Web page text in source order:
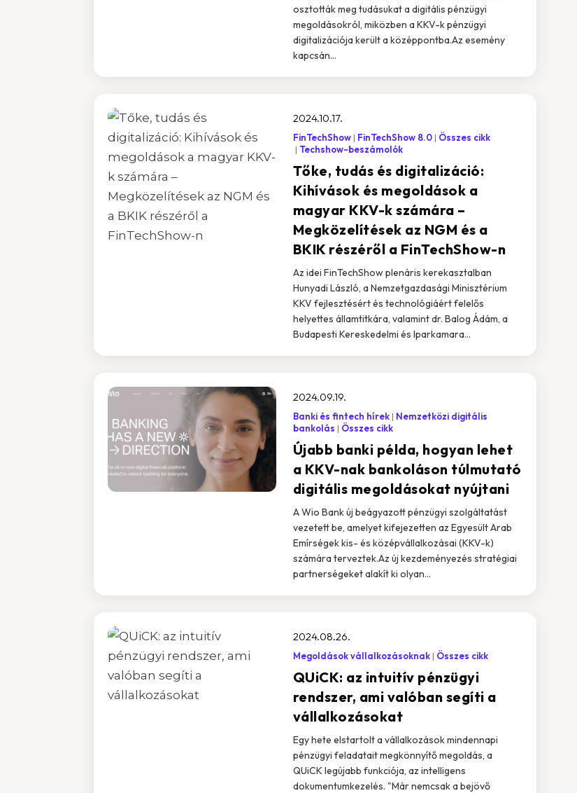
osztották meg tudásukat a digitális pénzügyi
megoldásokról, miközben a KKV-k pénzügyi
digitalizációja került a középpontba.Az esemény
kapcsán...
Tőke, tudás és digitalizáció:
Kihívások és megoldások a
magyar KKV-k számára –
Megközelítések az NGM és a
BKIK részéről a FinTechShow-n
2024.10.17.
FinTechShow FinTechShow 8.0
Összes cikk
Techshow-beszámolók
Az idei FinTechShow plenáris kerekasztalban
Hunyadi László, a Nemzetgazdasági Minisztérium
KKV fejlesztésért és technológiáért felelős
helyettes államtitkára, valamint dr. Balog Ádám, a
Budapesti Kereskedelmi és Iparkamara...
Újabb banki példa, hogyan lehet
a KKV-nak bankoláson túlmutató
digitális megoldásokat nyújtani
2024.09.19.
Banki és fintech hírek
Nemzetközi digitális
bankolás
Összes cikk
A Wio Bank új beágyazott pénzügyi szolgáltatást
vezetett be, amelyet kifejezetten az Egyesült Arab
Emírségek kis- és középvállalkozásai (KKV-k)
számára terveztek.Az új kezdeményezés stratégiai
partnerségeket alakít ki olyan...
QUiCK: az intuitív pénzügyi
rendszer, ami valóban segíti a
vállalkozásokat
2024.08.26.
Megoldások vállalkozásoknak Összes cikk
Egy hete elstartolt a vállalkozások mindennapi
pénzügyi feladatait megkönnyítő megoldás, a
QUiCK legújabb funkciója, az intelligens
dokumentumkezelés. "Már nemcsak a bejövő